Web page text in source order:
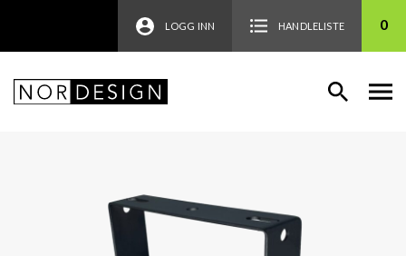
LOGG INN HANDLELISTE 0